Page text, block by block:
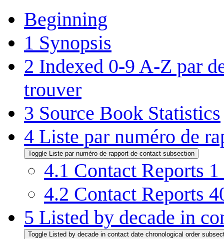
Beginning
1 Synopsis
2 Indexed 0-9 A-Z par
trouver
3 Source Book Statistics
4 Liste par numéro de
Toggle Liste par numéro de rapport de contact subsection
4.1 Contact Reports
4.2 Contact Reports
5 Listed by decade in
Toggle Listed by decade in contact date chronological order